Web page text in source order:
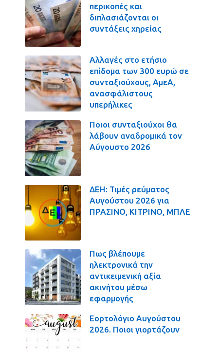
περικοπές και
διπλασιάζονται οι
συντάξεις χηρείας
Αλλαγές στο ετήσιο
επίδομα των 300 ευρώ σε
συνταξιούχους, ΑμεΑ,
ανασφάλιστους
υπερήλικες
Ποιοι συνταξιούχοι θα
λάβουν αναδρομικά τον
Αύγουστο 2026
ΔΕΗ: Τιμές ρεύματος
Αυγούστου 2026 για
ΠΡΑΣΙΝΟ, ΚΙΤΡΙΝΟ, ΜΠΛΕ
Πως βλέπουμε
ηλεκτρονικά την
αντικειμενική αξία
ακινήτου μέσω
εφαρμογής
Εορτολόγιο Αυγούστου
2026. Ποιοι γιορτάζουν